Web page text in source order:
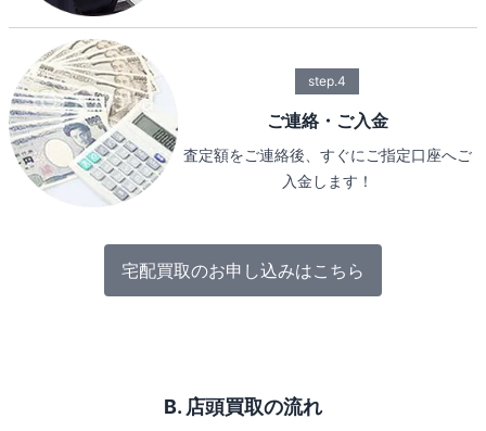
step.4
ご連絡・ご入金
査定額をご連絡後、すぐにご指定口座へご
入金します！
宅配買取のお申し込みはこちら
B. 店頭買取の流れ